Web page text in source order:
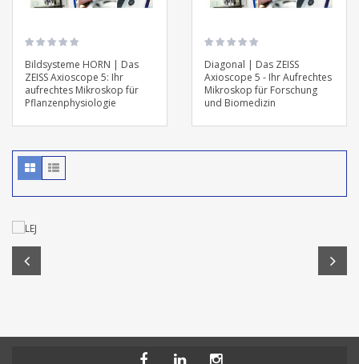
Bildsysteme HORN | Das
ZEISS Axioscope 5: Ihr
aufrechtes Mikroskop für
Pflanzenphysiologie
Diagonal | Das ZEISS
Axioscope 5 - Ihr Aufrechtes
Mikroskop für Forschung
und Biomedizin